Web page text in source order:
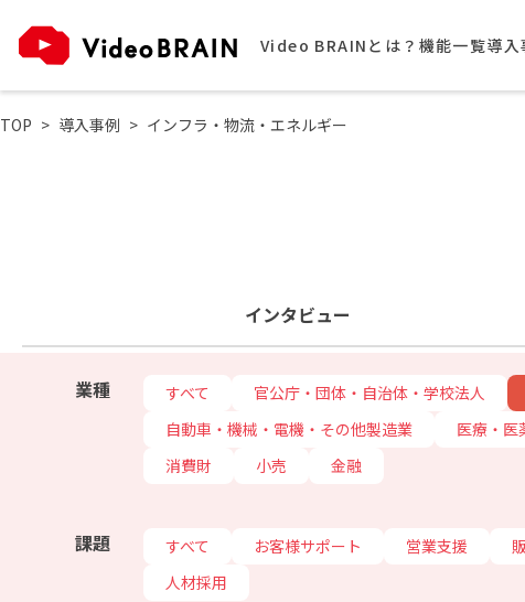
Video BRAINとは？ 機能一覧導
TOP 導入事例 インフラ・物流・エネルギー
インタビュー
業種 すべて 官公庁・団体・自治体・学校法人
自動車・機械・電機・その他製造業
医療・医
消費財
小売 金融
課題 すべて お客様サポート 営業支援
人材採用